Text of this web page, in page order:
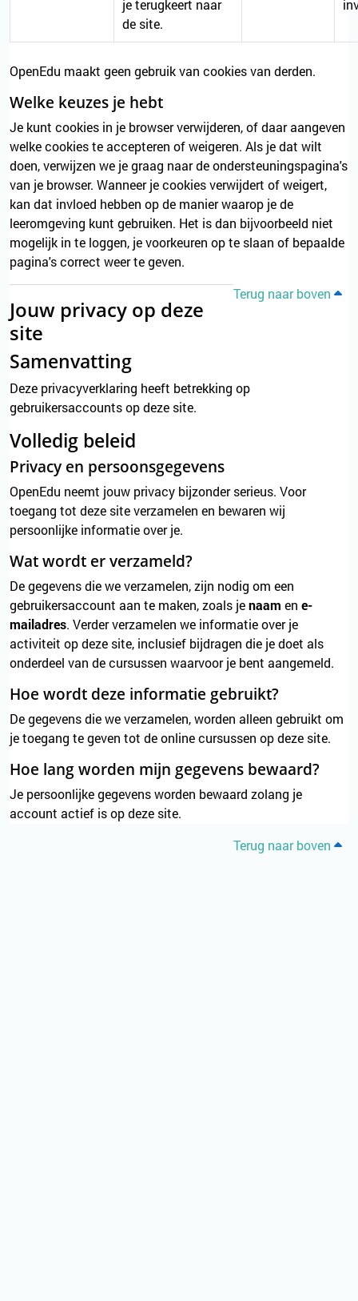
je terugkeert naar
de site.
OpenEdu maakt geen gebruik van cookies van derden.
Welke keuzes je hebt
Je kunt cookies in je browser verwijderen, of daar aangeven
welke cookies te accepteren of weigeren. Als je dat wilt
doen, verwijzen we je graag naar de ondersteuningspagina's
van je browser. Wanneer je cookies verwijdert of weigert,
kan dat invloed hebben op de manier waarop je de
leeromgeving kunt gebruiken. Het is dan bijvoorbeeld niet
mogelijk in te loggen, je voorkeuren op te slaan of bepaalde
pagina's correct weer te geven.
Terug naar boven
Jouw privacy op deze
site
Samenvatting
Deze privacyverklaring heeft betrekking op
gebruikersaccounts op deze site.
Volledig beleid
Privacy en persoonsgegevens
OpenEdu neemt jouw privacy bijzonder serieus. Voor
toegang tot deze site verzamelen en bewaren wij
persoonlijke informatie over je.
Wat wordt er verzameld?
De gegevens die we verzamelen, zijn nodig om een
gebruikersaccount aan te maken, zoals jenaam en e-
mailadres. Verder verzamelen we informatie over je
activiteit op deze site, inclusief bijdragen die je doet als
onderdeel van de cursussen waarvoor je bent aangemeld.
Hoe wordt deze informatie gebruikt?
De gegevens die we verzamelen, worden alleen gebruikt om
je toegang te geven tot de online cursussen op deze site.
Hoe lang worden mijn gegevens bewaard?
Je persoonlijke gegevens worden bewaard zolang je
account actief is op deze site.
Terug naar boven